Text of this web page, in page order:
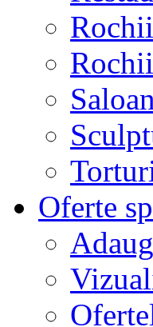
Oferte